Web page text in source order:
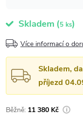
Skladem (5 ks)
Více informací o
Skladem,
příjezd
11 380 Kč